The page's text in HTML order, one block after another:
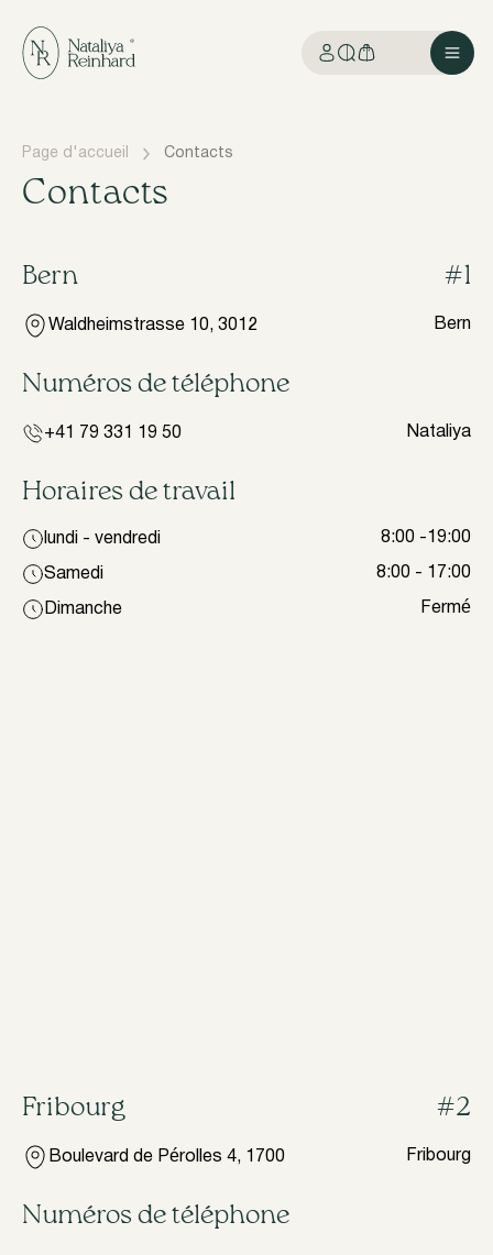
Page d'accueil Contacts
Contacts
Bern #1
Waldheimstrasse 10, 3012 Bern
Numéros de téléphone
+41 79 331 19 50 Nataliya
Horaires de travail
lundi - vendredi 8:00 -19:00
Samedi 8:00 - 17:00
Dimanche Fermé
Fribourg #2
Boulevard de Pérolles 4, 1700 Fribourg
Numéros de téléphone